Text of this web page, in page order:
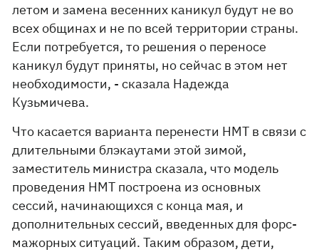
летом и замена весенних каникул будут не во
всех общинах и не по всей территории страны.
Если потребуется, то решения о переносе
каникул будут приняты, но сейчас в этом нет
необходимости, - сказала Надежда
Кузьмичева.
Что касается варианта перенести НМТ в связи с
длительными блэкаутами этой зимой,
заместитель министра сказала, что модель
проведения НМТ построена из основных
сессий, начинающихся с конца мая, и
дополнительных сессий, введенных для форс-
мажорных ситуаций. Таким образом, дети,